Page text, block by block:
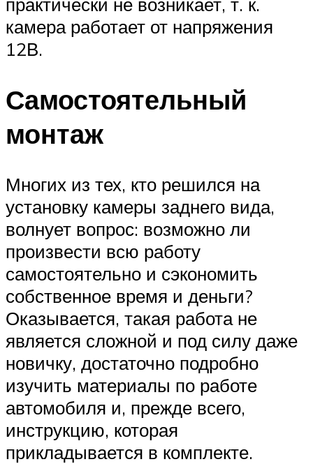
камера работает от напряжения
12В.
Самостоятельный
монтаж
Многих из тех, кто решился на
установку камеры заднего вида,
волнует вопрос: возможно ли
произвести всю работу
самостоятельно и сэкономить
собственное время и деньги?
Оказывается, такая работа не
является сложной и под силу даже
новичку, достаточно подробно
изучить материалы по работе
автомобиля и, прежде всего,
инструкцию, которая
прикладывается в комплекте.